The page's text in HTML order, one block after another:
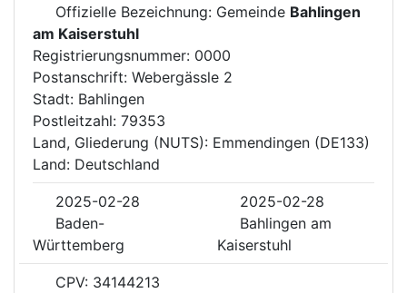
Offizielle Bezeichnung: Gemeinde Bahlingen
am Kaiserstuhl
Registrierungsnummer: 0000
Postanschrift: Webergässle 2
Stadt: Bahlingen
Postleitzahl: 79353
Land, Gliederung (NUTS): Emmendingen (DE133)
Land: Deutschland
2025-02-28
2025-02-28
Baden-
Württemberg
Bahlingen am
Kaiserstuhl
CPV: 34144213